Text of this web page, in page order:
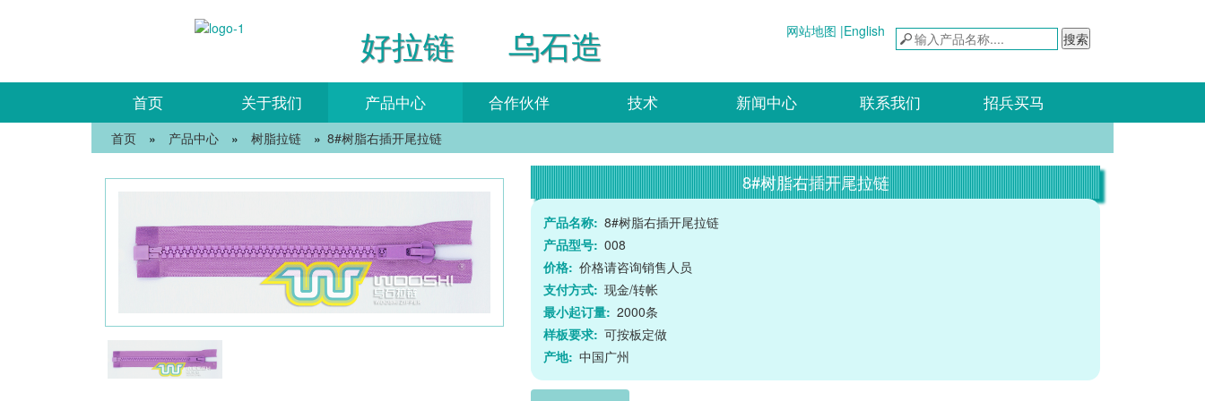
好拉链 乌石造 网站地图 |English 搜索
首页 关于我们 产品中心 合作伙伴 技术 新闻中心 联系我们 招兵买马
首页 » 产品中心 » 树脂拉链 » 8#树脂右插开尾拉链
8#树脂右插开尾拉链
产品名称: 8#树脂右插开尾拉链
产品型号: 008
价格: 价格请咨询销售人员
支付方式: 现金/转帐
最小起订量: 2000条
样板要求: 可按板定做
产地: 中国广州